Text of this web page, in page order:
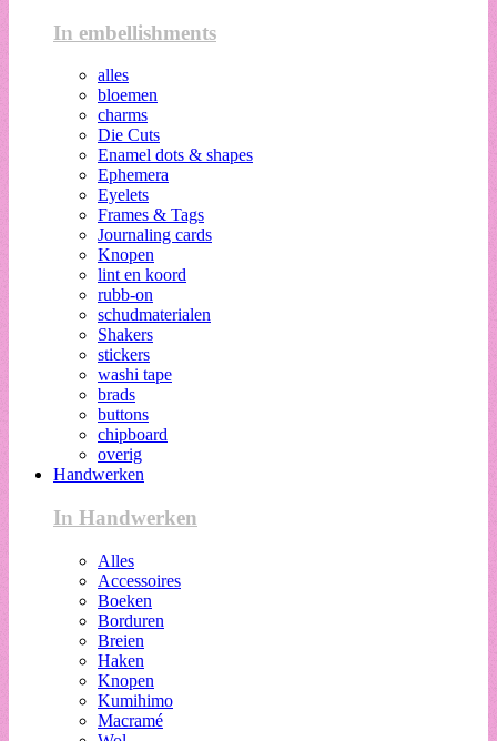
In embellishments
alles
bloemen
charms
Die Cuts
Enamel dots & shapes
Ephemera
Eyelets
Frames & Tags
Journaling cards
Knopen
lint en koord
rubb-on
schudmaterialen
Shakers
stickers
washi tape
brads
buttons
chipboard
overig
Handwerken
In Handwerken
Alles
Accessoires
Boeken
Borduren
Breien
Haken
Knopen
Kumihimo
Macramé